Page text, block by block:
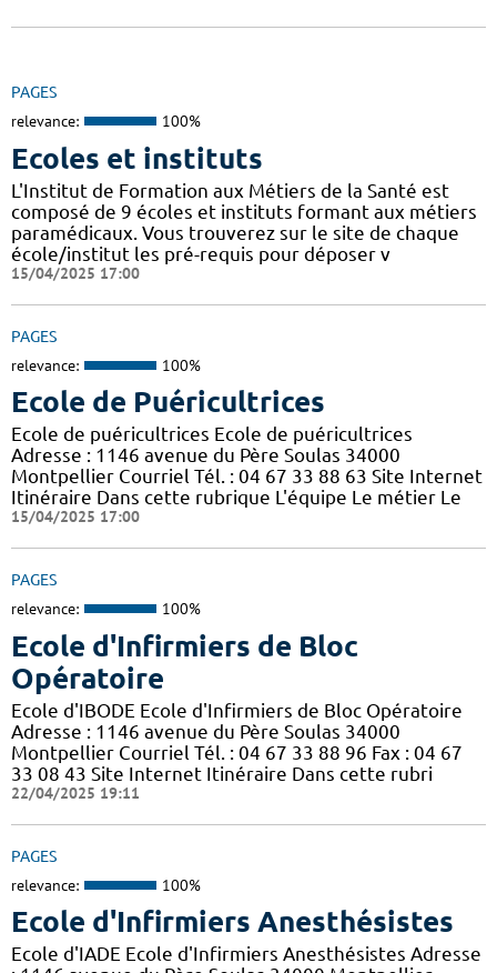
PAGES
relevance: 100%
Ecoles et instituts
L'Institut de Formation aux Métiers de la Santé est
composé de 9 écoles et instituts formant aux métiers
paramédicaux. Vous trouverez sur le site de chaque
école/institut les pré-requis pour déposer v
15/04/2025 17:00
PAGES
relevance: 100%
Ecole de Puéricultrices
Ecole de puéricultrices Ecole de puéricultrices
Adresse : 1146 avenue du Père Soulas 34000
Montpellier Courriel Tél. : 04 67 33 88 63 Site Internet
Itinéraire Dans cette rubrique L'équipe Le métier Le
15/04/2025 17:00
PAGES
relevance: 100%
Ecole d'Infirmiers de Bloc
Opératoire
Ecole d'IBODE Ecole d'Infirmiers de Bloc Opératoire
Adresse : 1146 avenue du Père Soulas 34000
Montpellier Courriel Tél. : 04 67 33 88 96 Fax : 04 67
33 08 43 Site Internet Itinéraire Dans cette rubri
22/04/2025 19:11
PAGES
relevance: 100%
Ecole d'Infirmiers Anesthésistes
Ecole d'IADE Ecole d'Infirmiers Anesthésistes Adresse